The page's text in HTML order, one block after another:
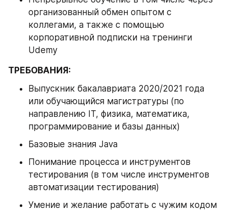
организованный обмен опытом с
коллегами, а также с помощью
корпоративной подписки на тренинги
Udemy
ТРЕБОВАНИЯ:
Выпускник бакалавриата 2020/2021 года
или обучающийся магистратуры (по
направлению IT, физика, математика,
программирование и базы данных)
Базовые знания Java
Понимание процесса и инструментов
тестирования (в том числе инструментов
автоматизации тестирования)
Умение и желание работать с чужим кодом